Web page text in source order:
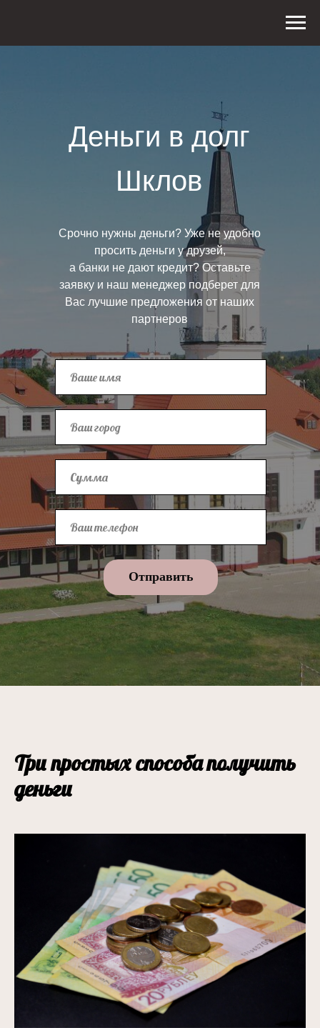
Деньги в долг
Шклов
Срочно нужны деньги? Уже не удобно
просить деньги у друзей,
а банки не дают кредит? Оставьте
заявку и наш менеджер подберет для
Вас лучшие предложения от наших
партнеров
Отправить
Три простых способа получить
деньги